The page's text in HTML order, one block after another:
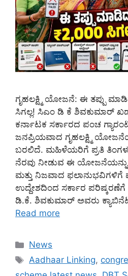
ಗೃಹಲಕ್ಷ್ಮಿ ಯೋಜನೆ: ಈ ತಪ್ಪು
ಸಿಗಲ್ಲ! ಸಿಎಂ ಡಿ ಕೆ ಶಿವಕುಮಾರ್
ಕರ್ನಾಟಕ ಸರ್ಕಾರದ ಪಂಚ
ಜನಪ್ರಿಯವಾದ ಗೃಹಲಕ್ಷ್ಮಿ
ಬರಲಿದೆ. ಮಹಿಳೆಯರಿಗೆ ಪ್ರತಿ
ನೆರವು ನೀಡುವ ಈ ಯೋಜನೆಯನ್ನು
ಮತ್ತು ನಿಜವಾದ ಫಲಾನುಭವಿಗಳಿಗೆ
ಉದ್ದೇಶದಿಂದ ಸರ್ಕಾರ
ಡಿ.ಕೆ. ಶಿವಕುಮಾರ್ ಅವರು
Read more
Categories
News
Tags
Aadhaar Linking,